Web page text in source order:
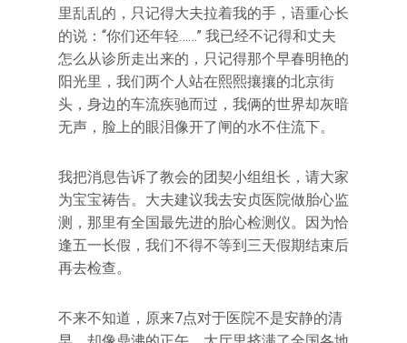
里乱乱的，只记得大夫拉着我的手，语重心长
的说：“你们还年轻……” 我已经不记得和丈夫
怎么从诊所走出来的，只记得那个早春明艳的
阳光里，我们两个人站在熙熙攘攘的北京街
头，身边的车流疾驰而过，我俩的世界却灰暗
无声，脸上的眼泪像开了闸的水不住流下。
我把消息告诉了教会的团契小组组长，请大家
为宝宝祷告。大夫建议我去安贞医院做胎心监
测，那里有全国最先进的胎心检测仪。因为恰
逢五一长假，我们不得不等到三天假期结束后
再去检查。
不来不知道，原来7点对于医院不是安静的清